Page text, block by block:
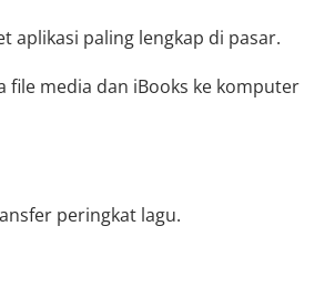
aplikasi paling lengkap di pasar.
file media dan iBooks ke komputer
peringkat lagu.